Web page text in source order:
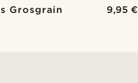
Grosgrain 9,95 €